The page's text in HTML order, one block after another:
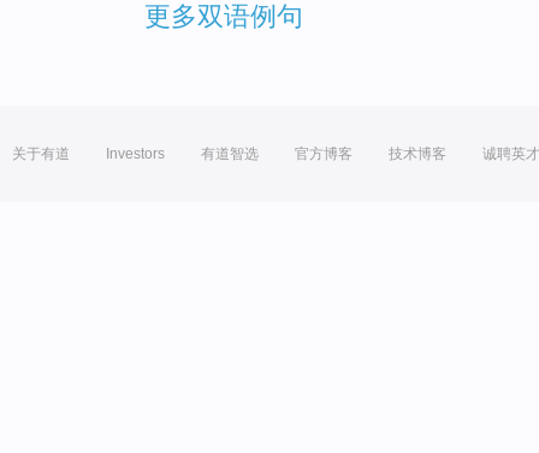
更多双语例句
关于有道 Investors 有道智选 官方博客 技术博客 诚聘英才